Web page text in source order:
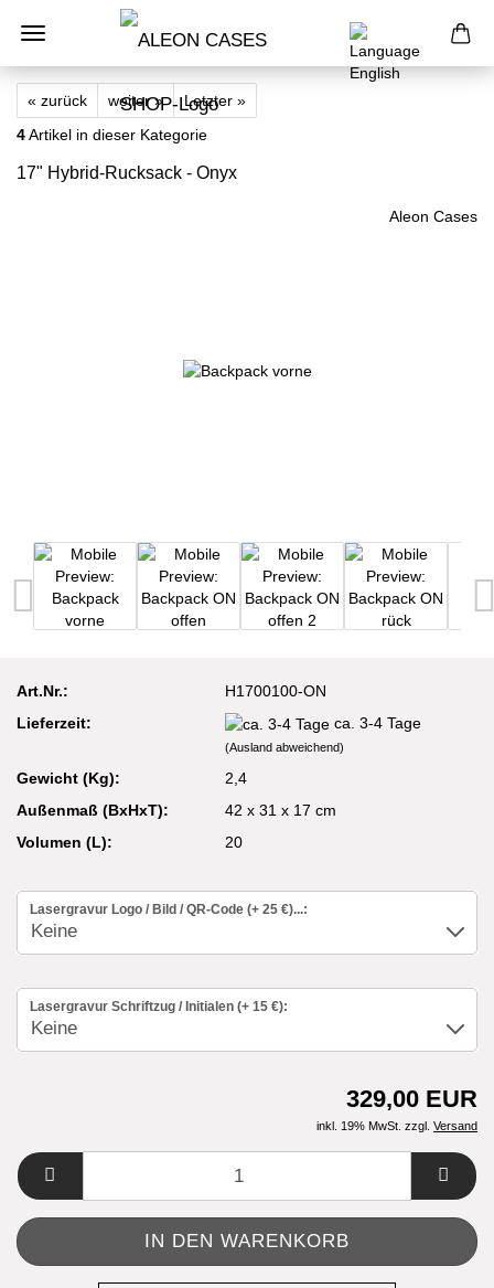
« zurück weiter »
Letzter »
4Artikel in dieser Kategorie
17" Hybrid-Rucksack - Onyx
Aleon Cases
Art.Nr.:
H1700100-ON
Lieferzeit:
ca. 3-4 Tage
(Ausland abweichend)
Gewicht (Kg):
2,4
Außenmaß (BxHxT):
42 x 31 x 17 cm
Volumen (L):
20
Lasergravur Logo / Bild / QR-Code (+ 25 €)...:
Lasergravur Schriftzug / Initialen (+ 15 €):
329,00 EUR
inkl. 19% MwSt. zzgl. Versand